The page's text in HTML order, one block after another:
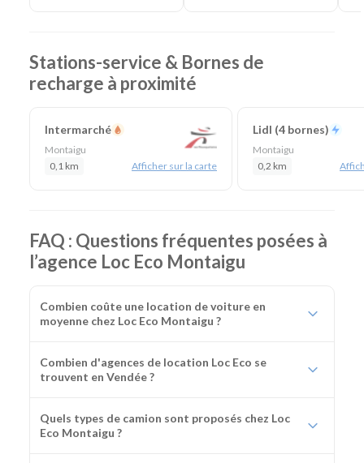
Catégories d'utilitaires :Camions de déménagement
Frigorifiques -Véhicules de société -Camions de
chantier
Stations-service & Bornes de
recharge à proximité
Intermarché
Montaigu
0,1 km
Afficher sur la carte
Lidl (4 bornes)
Montaigu
0,2 km
FAQ : Questions fréquentes posées à
l’agence Loc Eco Montaigu
Combien coûte une location de voiture en
moyenne chez Loc Eco Montaigu ?
Combien d'agences de location Loc Eco se
trouvent en Vendée ?
Quels types de camion sont proposés chez Loc
Eco Montaigu ?